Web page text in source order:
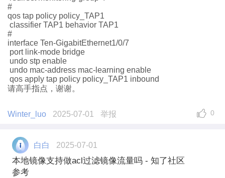
#
qos tap policy policy_TAP1
classifier TAP1 behavior TAP1
#
interface Ten-GigabitEthernet1/0/7
port link-mode bridge
undo stp enable
undo mac-address mac-learning enable
qos apply tap policy policy_TAP1 inbound
请高手指点，谢谢。
Winter_luo 2025-07-01 举报 0
白白 2025-07-01
本地镜像支持做acl过滤镜像流量吗 - 知了社区
参考